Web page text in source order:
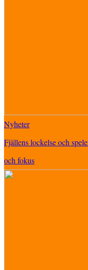
Nyheter
Fjällens lockelse och
och fokus